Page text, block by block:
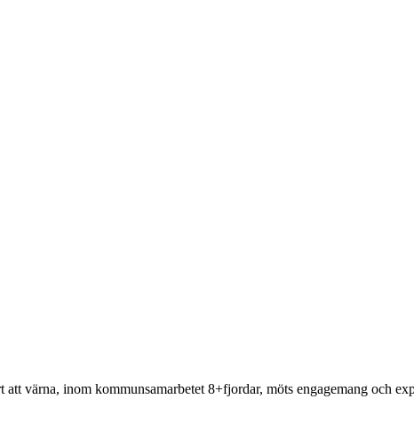
värna, inom kommunsamarbetet 8+fjordar, möts engagemang och